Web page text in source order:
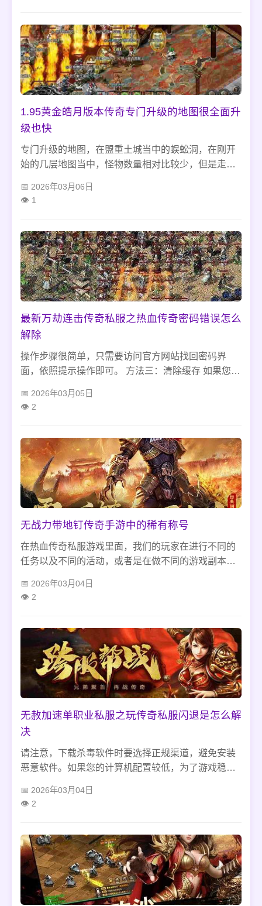
1.95黄金皓月版本传奇专门升级的地图很全面升
级也快
专门升级的地图，在盟重土城当中的蜈蚣洞，在刚开
始的几层地图当中，怪物数量相对比较少，但是走到
偶尔还充斥着一些邪恶的钳虫怪物，以及精英怪，玩
当中，也是很多玩家首选的升级地图，在这个地图当
中，怪物的难度比较低，数量比较多，因为迷宫比较
多，就导致了怪物根本杀不完，玩家只要有充足的药
水，在这里可以一直升到50级，都完全没有任何的问
题。但是对于想在石墓阵迷宫地图当中刷怪，在准备
够的耐心，才能在这个地图当中，真正让自己尽快的
升级到想要的等级，通过自己的等级，来提高自己的
战斗力，支持玩好传奇私服游戏。
2026年03月06日
1
最新万劫连击传奇私服之热血传奇密码错误怎么
解除
操作步骤很简单，只需要访问官方网站找回密码界
面，依照提示操作即可。 方法三：清除缓存 如果您确
这时候可以尝试清除缓存。
2026年03月05日
2
无战力带地钉传奇手游中的稀有称号
在热血传奇私服游戏里面，我们的玩家在进行不同的
任务以及不同的活动，或者是在做不同的游戏副本的
面，有等级称号，还有杀怪称号，爬塔称号，稀世称
是不一样的。称号的获得在我们的热血传奇私服游戏
里面,是可以相应的给职业角色们提供一些攻击，或者
是生命，或者是魔法防御，还有物理防御，或者是生
命这些属性的，玩家们在热血传奇私服游戏里面获得
这些称号的话，那么我们的玩家们就可以相对应的获
命，或者是防御这些属性了。而且在我们的热血传奇
私服游戏中获得称号的话,可以给职业角色们加上去的
属性是永久的，也就是说永远都是有效的，这对于我
们的职业角色玩家们来说还是非常不错的一件事情
称号的，可以给游戏玩家们加很多的战斗力，而且越
是稀有的称号可以带来的战斗力会更多的。
2026年03月04日
2
无赦加速单职业私服之玩传奇私服闪退是怎么解
决
请注意，下载杀毒软件时要选择正规渠道，避免安装
恶意软件。如果您的计算机配置较低，为了游戏稳
资源的消耗。我们可以根据自己的实际情况来选择适
2026年03月04日
2